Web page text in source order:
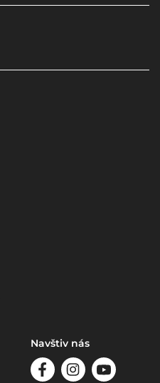
Navštiv nás